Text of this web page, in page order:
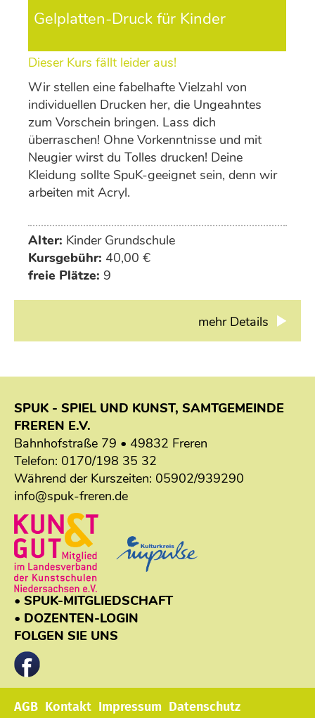
Gelplatten-Druck für Kinder
Dieser Kurs fällt leider aus!
Wir stellen eine fabelhafte Vielzahl von
individuellen Drucken her, die Ungeahntes
zum Vorschein bringen. Lass dich
überraschen! Ohne Vorkenntnisse und mit
Neugier wirst du Tolles drucken! Deine
Kleidung sollte SpuK-geeignet sein, denn wir
arbeiten mit Acryl.
Alter: Kinder Grundschule
Kursgebühr: 40,00 €
freie Plätze: 9
mehr Details
SPUK - SPIEL UND KUNST, SAMTGEMEINDE
FREREN E.V.
Bahnhofstraße 79 • 49832 Freren
Telefon: 0170/198 35 32
Während der Kurszeiten: 05902/939290
info@spuk-freren.de
• SPUK-MITGLIEDSCHAFT
• DOZENTEN-LOGIN
FOLGEN SIE UNS
AGB Kontakt Impressum Datenschutz